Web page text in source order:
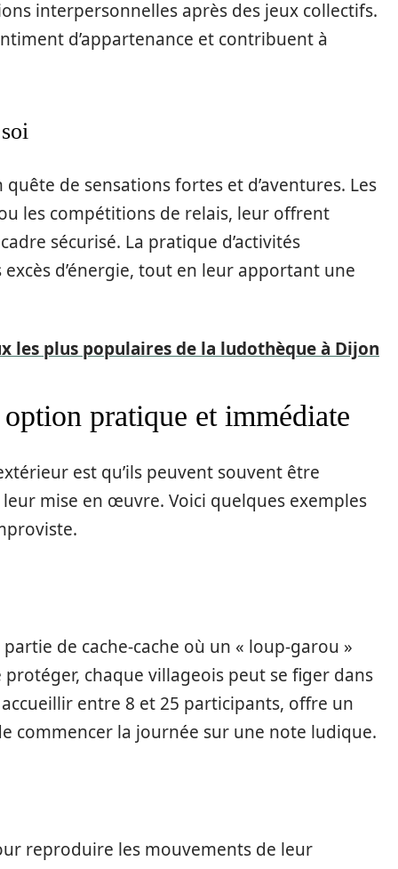
interpersonnelles après des jeux collectifs.
d’appartenance et contribuent à
de sensations fortes et d’aventures. Les
les compétitions de relais, leur offrent
sécurisé. La pratique d’activités
d’énergie, tout en leur apportant une
les plus populaires de la ludothèque à Dijon
pratique et immédiate
est qu’ils peuvent souvent être
mise en œuvre. Voici quelques exemples
de cache-cache où un « loup-garou »
chaque villageois peut se figer dans
entre 8 et 25 participants, offre un
commencer la journée sur une note ludique.
reproduire les mouvements de leur